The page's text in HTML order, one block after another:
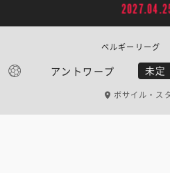
アントワープ 未定
ベルギーリー
ボサイル・ス